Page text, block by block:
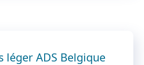
léger ADS Belgique